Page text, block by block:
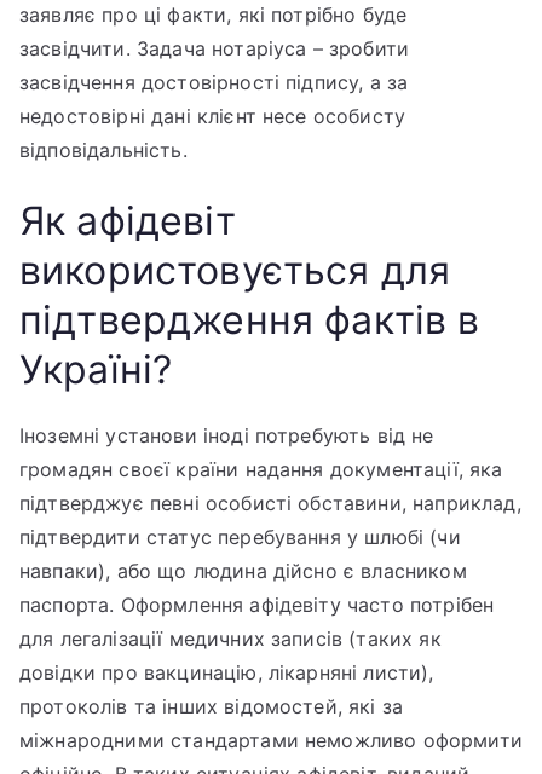
заявляє про ці факти, які потрібно буде
засвідчити. Задача нотаріуса – зробити
засвідчення достовірності підпису, а за
недостовірні дані клієнт несе особисту
відповідальність.
Як афідевіт
використовується для
підтвердження фактів в
Україні?
Іноземні установи іноді потребують від не
громадян своєї країни надання документації, яка
підтверджує певні особисті обставини, наприклад,
підтвердити статус перебування у шлюбі (чи
навпаки), або що людина дійсно є власником
паспорта. Оформлення афідевіту часто потрібен
для легалізації медичних записів (таких як
довідки про вакцинацію, лікарняні листи),
протоколів та інших відомостей, які за
міжнародними стандартами неможливо оформити